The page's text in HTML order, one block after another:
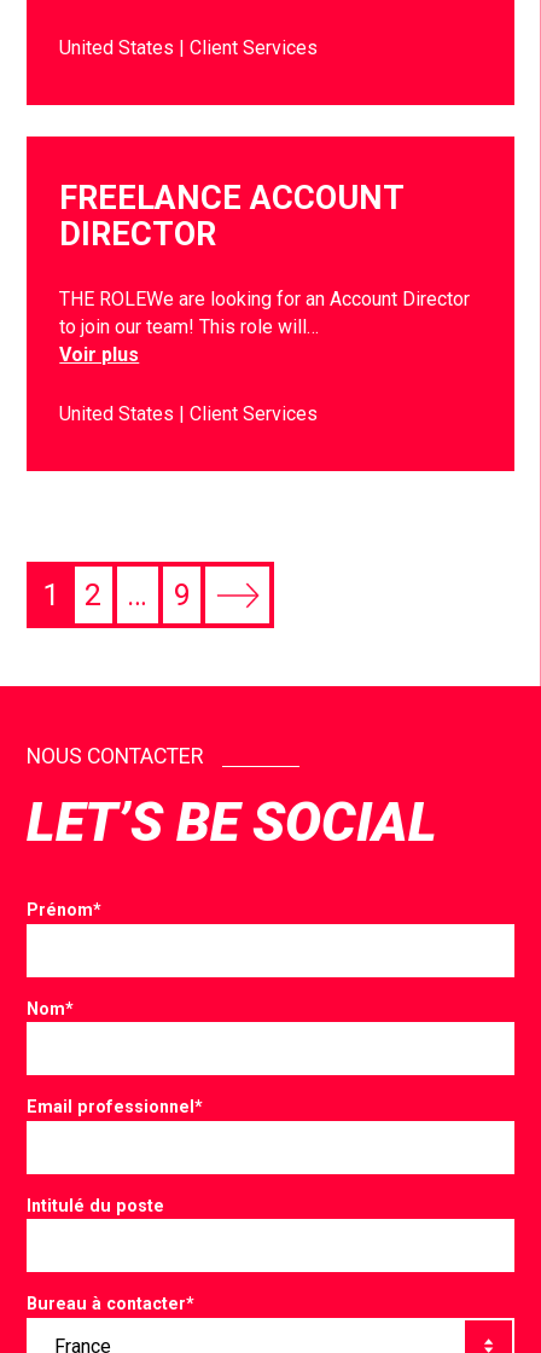
United States Client Services
FREELANCE ACCOUNT
DIRECTOR
THE ROLEWe are looking for an Account Director
to join our team! This role will…
Voir plus
United States Client Services
1 2 … 9
NOUS CONTACTER
LET’S BE SOCIAL
Prénom*
Nom*
Email professionnel*
Intitulé du poste
Bureau à contacter*